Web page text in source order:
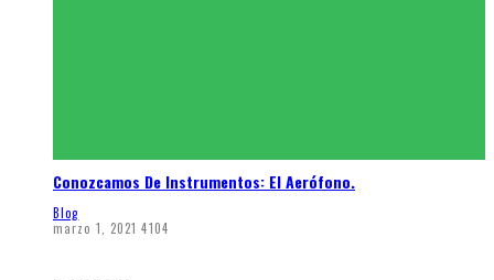
Conozcamos De Instrumentos: El Aerófono.
Blog
marzo 1, 2021 4104